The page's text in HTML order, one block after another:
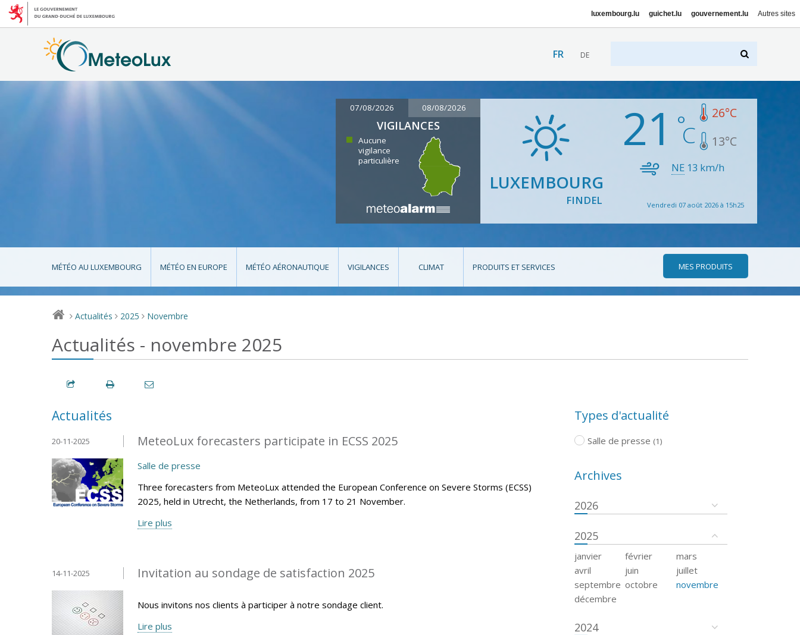
luxembourg.lu guichet.lu gouvernement.lu Autres sites
FR DE
07/08/2026 08/08/2026
VIGILANCES
Aucune
vigilance
particulière
LUXEMBOURG
FINDEL
21 26°C
13°C
NE 13 km/h
Vendredi 07 août 2026 à 15h25
MÉTÉO AU LUXEMBOURG MÉTÉO EN EUROPE MÉTÉO AÉRONAUTIQUE VIGILANCES CLIMAT PRODUITS ET SERVICES MES PRODUITS
> Actualités > 2025 > Novembre
Actualités - novembre 2025
Actualités
MeteoLux forecasters participate in ECSS 2025
20-11-2025
Salle de presse
Three forecasters from MeteoLux attended the European Conference on Severe Storms (ECSS)
2025, held in Utrecht, the Netherlands, from 17 to 21 November.
Lire plus
Invitation au sondage de satisfaction 2025
14-11-2025
Nous invitons nos clients à participer à notre sondage client.
Lire plus
Types d'actualité
Salle de presse (1)
Archives
2026
2025
janvier février
mars
avril
juin
juillet
septembre octobre
novembre
décembre
2024